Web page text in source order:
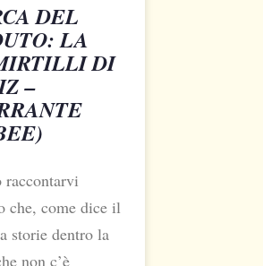
DEL
LA
DI
–
raccontarvi
che, come dice il
storie dentro la
non c’è